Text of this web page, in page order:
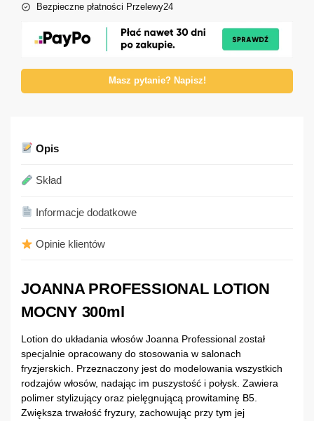
Bezpieczne płatności Przelewy24
Masz pytanie? Napisz!
Opis
Skład
Informacje dodatkowe
Opinie klientów
JOANNA PROFESSIONAL LOTION
MOCNY 300ml
Lotion do układania włosów Joanna Professional został
specjalnie opracowany do stosowania w salonach
fryzjerskich. Przeznaczony jest do modelowania wszystkich
rodzajów włosów, nadając im puszystość i połysk. Zawiera
polimer stylizujący oraz pielęgnującą prowitaminę B5.
Zwiększa trwałość fryzury, zachowując przy tym jej